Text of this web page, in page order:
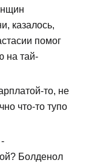
казалось,
помог
на тай-
то, не
что-то тупо
Болденол